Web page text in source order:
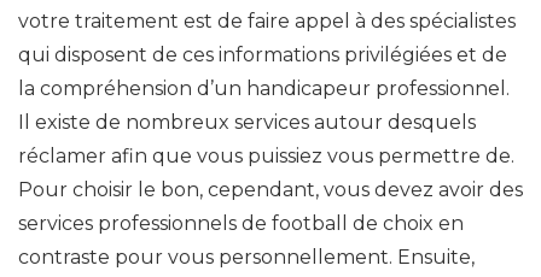
votre traitement est de faire appel à des spécialistes
qui disposent de ces informations privilégiées et de
la compréhension d’un handicapeur professionnel.
Il existe de nombreux services autour desquels
réclamer afin que vous puissiez vous permettre de.
Pour choisir le bon, cependant, vous devez avoir des
services professionnels de football de choix en
contraste pour vous personnellement. Ensuite,